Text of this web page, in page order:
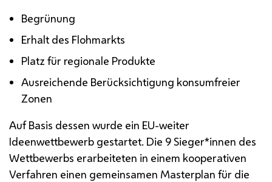
Begrünung
Erhalt des Flohmarkts
Platz für regionale Produkte
Ausreichende Berücksichtigung konsumfreier
Zonen
Auf Basis dessen wurde ein EU-weiter
Ideenwettbewerb gestartet. Die 9 Sieger*innen des
Wettbewerbs erarbeiteten in einem kooperativen
Verfahren einen gemeinsamen Masterplan für die